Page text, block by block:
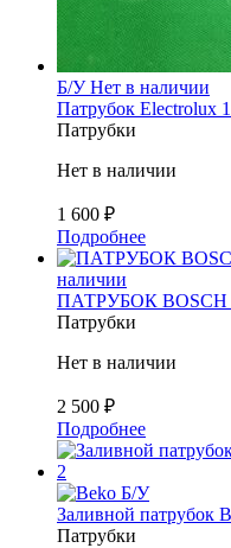
Б/У Нет в наличии
Патрубок Electrolux
Патрубки
Нет в наличии
1 600 ₽
Подробнее
наличии
ПАТРУБОК BOSCH
Патрубки
Нет в наличии
2 500 ₽
Подробнее
Б/У
Заливной патрубок
Патрубки